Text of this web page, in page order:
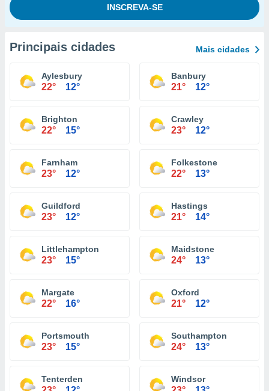
Principais cidades Mais cidades
Aylesbury
22° 12°
Banbury
21° 12°
Brighton
22° 15°
Crawley
23° 12°
Farnham
23° 12°
Folkestone
22° 13°
Guildford
23° 12°
Hastings
21° 14°
Littlehampton
23° 15°
Maidstone
24° 13°
Margate
22° 16°
Oxford
21° 12°
Portsmouth
23° 15°
Southampton
24° 13°
Tenterden Windsor